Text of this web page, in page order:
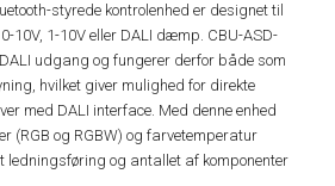
styrede kontrolenhed er designet til
10V, 1-10V eller DALI dæmp. CBU-ASD-
udgang og fungerer derfor både som
hvilket giver mulighed for direkte
med DALI interface. Med denne enhed
(RGB og RGBW) og farvetemperatur
ledningsføring og antallet af komponenter